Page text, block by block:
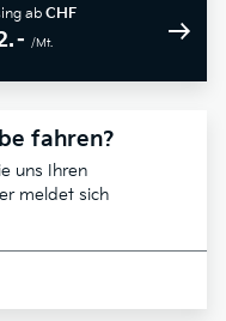
abCHF
/Mt.
fahren?
uns Ihren
meldet sich